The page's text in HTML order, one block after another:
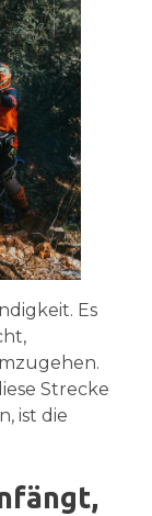
Es
Strecke
ist die